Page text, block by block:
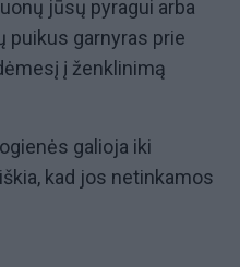
jūsų pyragui arba
puikus garnyras prie
į ženklinimą
galioja iki
kad jos netinkamos